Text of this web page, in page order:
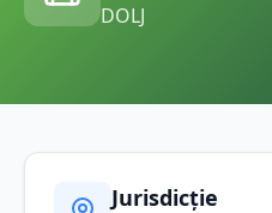
DOLJ
Jurisdicție